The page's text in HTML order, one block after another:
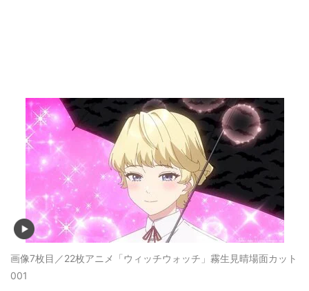
画像7枚目／22枚アニメ「ウィッチウォッチ」霧生見晴場面カット
001